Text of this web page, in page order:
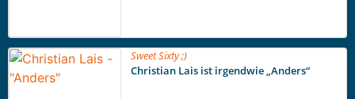
Sweet Sixty ;)
Christian Lais ist irgendwie „Anders“